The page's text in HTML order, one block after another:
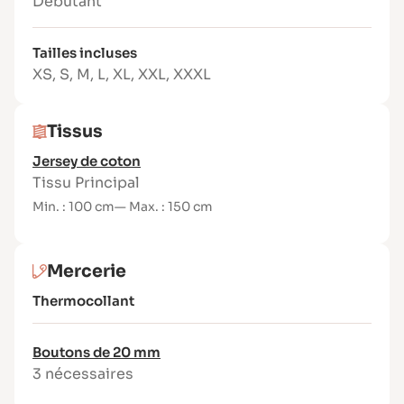
Contenu du patron
Version Pochette
incluses (tailles XS à 3XL)
Livret d’instructions illustré et
pédagogique
Version PDF (bilingue
FR/EN) :
Fichiers aux formats A4 / US Letter / A0
Livret détaillé pour accompagner la
Tailles incluses
XS, S, M, L, XL, XXL, XXXL
Tissus
Jersey de coton
Tissu Principal
Min. : 100 cm— Max. : 150 cm
Mercerie
Thermocollant
Boutons de 20 mm
3 nécessaires